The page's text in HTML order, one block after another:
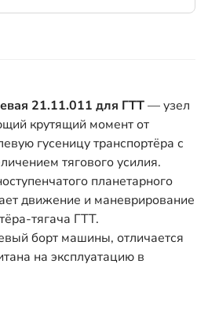
21.11.011 для ГТТ— узел
крутящий момент от
гусеницу транспортёра с
тягового усилия.
планетарного
движение и маневрирование
тягача ГТТ.
борт машины, отличается
на эксплуатацию в